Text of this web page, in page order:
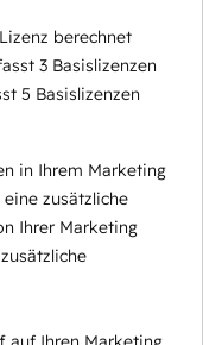
berechnet
3 Basislizenzen
5 Basislizenzen
in Ihrem Marketing
zusätzliche
Ihrer Marketing